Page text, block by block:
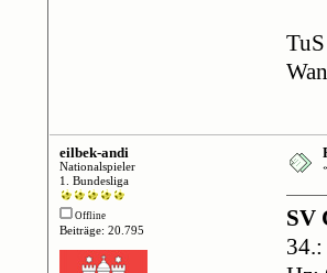
eilbek-andi
Nationalspieler
1. Bundesliga
Offline
Beiträge: 20.795
SV